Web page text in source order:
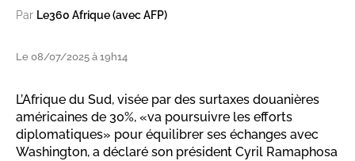
Par Le360 Afrique (avec AFP)
Le 08/07/2025 à 19h14
L’Afrique du Sud, visée par des surtaxes douanières
américaines de 30%, «va poursuivre les efforts
diplomatiques» pour équilibrer ses échanges avec
Washington, a déclaré son président Cyril Ramaphosa